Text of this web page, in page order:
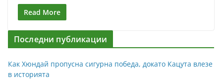
Read More
Последни публикации
Как Хюндай пропусна сигурна победа, докато Кацута влезе
в историята